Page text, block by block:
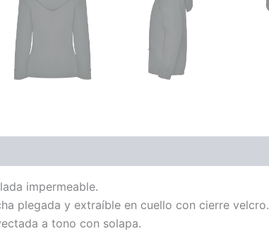
impermeable.
plegada y extraíble en cuello con cierre velcro.
a tono con solapa.